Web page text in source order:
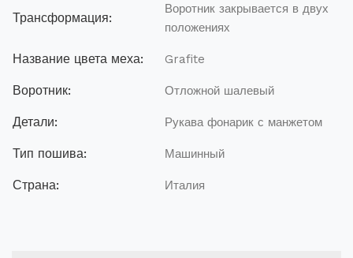
Трансформация:
Воротник закрывается в двух
положениях
Название цвета меха: Grafite
Воротник: Отложной шалевый
Детали: Рукава фонарик с манжетом
Тип пошива: Машинный
Страна: Италия